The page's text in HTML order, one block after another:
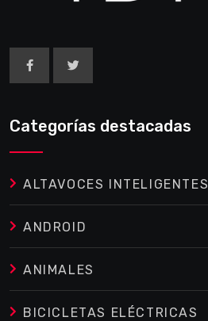
Categorías destacadas
ALTAVOCES INTELIGENTES
ANDROID
ANIMALES
BICICLETAS ELÉCTRICAS